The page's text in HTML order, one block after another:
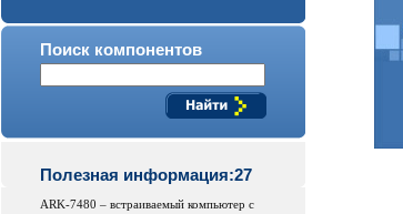
Поиск компонентов
Полезная информация:27
ARK-7480 – встраиваемый компьютер с